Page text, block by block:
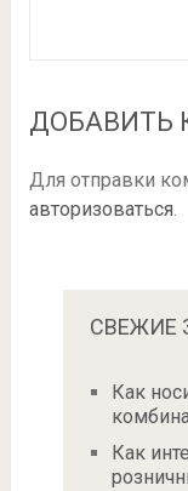
ДОБАВИТЬ
Для отправки
авторизоваться.
СВЕЖИЕ
Как
Как